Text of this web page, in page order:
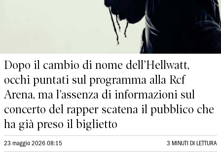
Dopo il cambio di nome dell’Hellwatt,
occhi puntati sul programma alla Rcf
Arena, ma l’assenza di informazioni sul
concerto del rapper scatena il pubblico che
ha già preso il biglietto
23 maggio 2026 08:15 3 MINUTI DI LETTURA